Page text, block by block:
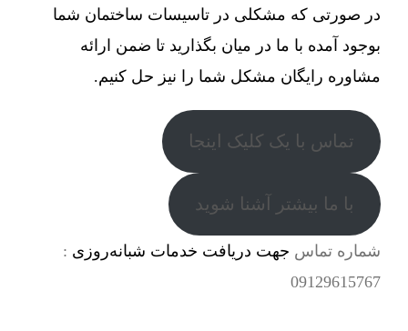
در صورتی که مشکلی در تاسیسات ساختمان شما
بوجود آمده با ما در میان بگذارید تا ضمن ارائه
مشاوره رایگان مشکل شما را نیز حل کنیم.
تماس با یک کلیک اینجا
با ما بیشتر آشنا شوید
شماره تماس جهت دریافت خدمات شبانه‌روزی :
09129615767